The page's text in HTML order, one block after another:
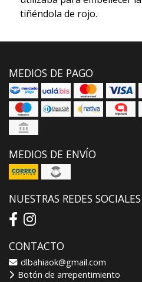
tiñéndola de rojo.
MEDIOS DE PAGO
MEDIOS DE ENVÍO
NUESTRAS REDES SOCIALES
CONTACTO
dlbahiaok@gmail.com
Botón de arrepentimiento